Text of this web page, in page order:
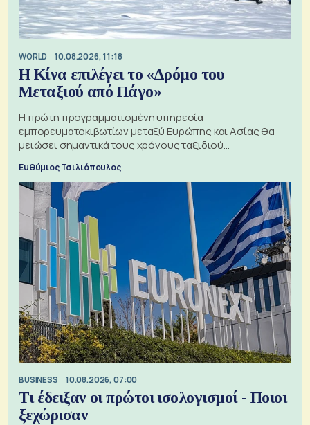
WORLD 10.08.2026, 11:18
Η Κίνα επιλέγει το «Δρόμο του
Μεταξιού από Πάγο»
Η πρώτη προγραμματισμένη υπηρεσία
εμπορευματοκιβωτίων μεταξύ Ευρώπης και Ασίας θα
μειώσει σημαντικά τους χρόνους ταξιδιού
χρησιμοποιώντας την Αρκτική ως πλωτή οδό
Ευθύμιος Τσιλιόπουλος
BUSINESS 10.08.2026, 07:00
Τι έδειξαν οι πρώτοι ισολογισμοί - Ποιοι
ξεχώρισαν